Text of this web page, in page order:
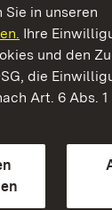
in unseren
Ihre
und den
die
Art. 6 Abs.
Gärten
und Gärten
Sprache
Seiten)